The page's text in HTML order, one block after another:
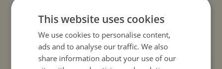
View activity
This website uses cookies
We use cookies to personalise content,
ads and to analyse our traffic. We also
share information about your use of our